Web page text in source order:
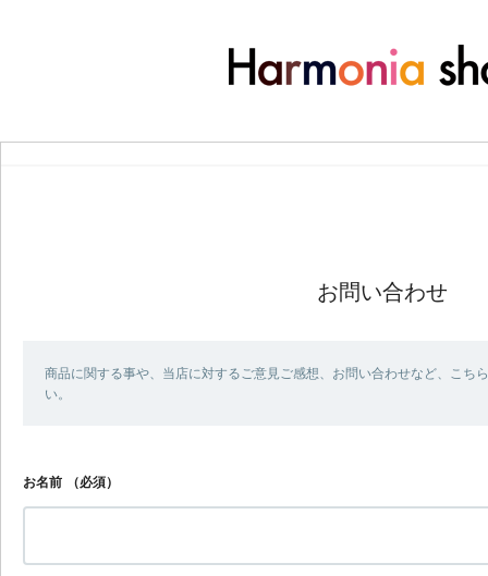
お問い合わせ
商品に関する事や、当店に対するご意見ご感想、お問い合わせなど、こち
い。
お名前 （必須）